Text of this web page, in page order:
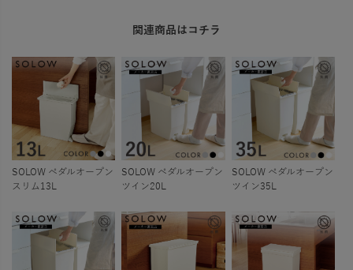
関連商品はコチラ
SOLOW ペダルオープン
スリム13L
SOLOW ペダルオープン
ツイン20L
SOLOW ペダルオープン
ツイン35L